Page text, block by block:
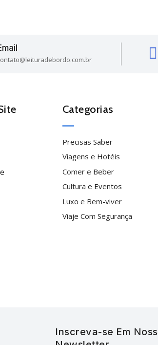

Categorias
Precisas Saber
Viagens e Hotéis
Comer e Beber
Cultura e Eventos
Luxo e Bem-viver
Viaje Com Segurança
Inscreva-se Em